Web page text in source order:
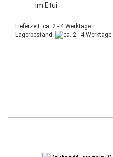
im Etui
Lieferzeit: ca. 2 - 4 Werktage
Lagerbestand: